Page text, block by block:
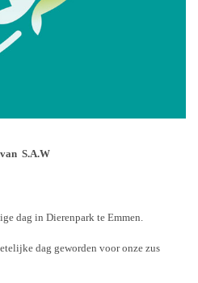
S.A.W
dag in Dierenpark te Emmen.
dag geworden voor onze zus